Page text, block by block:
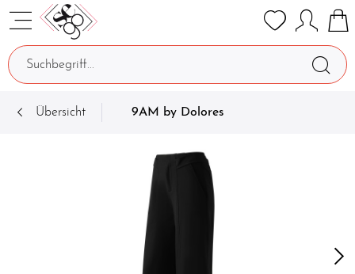
Übersicht 9AM by Dolores